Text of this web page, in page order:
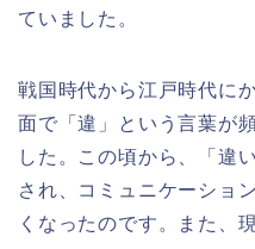
ていました。
戦国時代から江戸時代に
面で「違」という言葉が
した。この頃から、「違
され、コミュニケーショ
くなったのです。また、